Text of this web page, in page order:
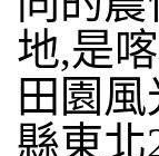
地,是
田園
縣東北